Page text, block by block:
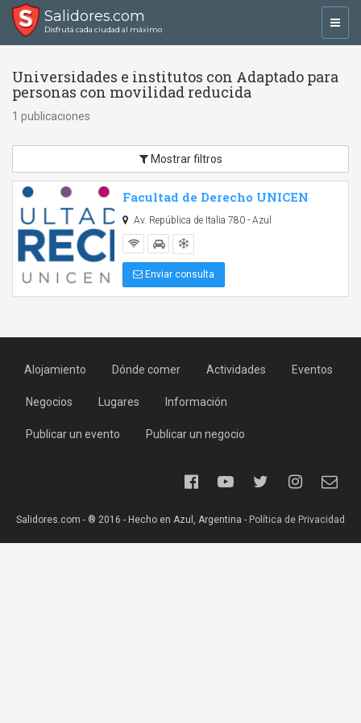
Salidores.com
Disfrutá cada ciudad al máximo
Universidades e institutos con Adaptado para
personas con movilidad reducida
1 publicaciones
Mostrar filtros
Facultad de Derecho UNICEN
Av. República de Italia 780 - Azul
Enviar consulta
Alojamiento Dónde comer Actividades Eventos
Negocios Lugares Información
Publicar un evento Publicar un negocio
Salidores.com - ® 2016 - Hecho en Azul, Argentina - Política de Privacidad